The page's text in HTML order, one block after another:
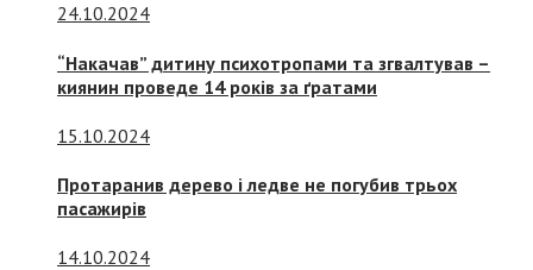
24.10.2024
“Накачав” дитину психотропами та згвалтував –
киянин проведе 14 років за ґратами
15.10.2024
Протаранив дерево і ледве не погубив трьох
пасажирів
14.10.2024